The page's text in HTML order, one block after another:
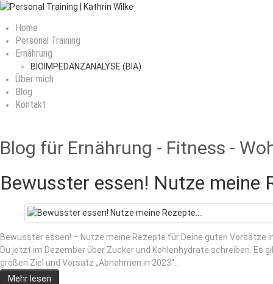
Home
Personal Training
Ernährung
BIOIMPEDANZANALYSE (BIA)
Über mich
Blog
Kontakt
Blog für Ernährung - Fitness -
Bewusster essen! Nutze meine
Bewusster essen! – Nutze meine Rezepte für Deine guten
Du jetzt im Dezember über Zucker und Kohlenhydrate schreiben. Es
großen Ziel und Vorsatz „Abnehmen in 2023“…
Mehr lesen